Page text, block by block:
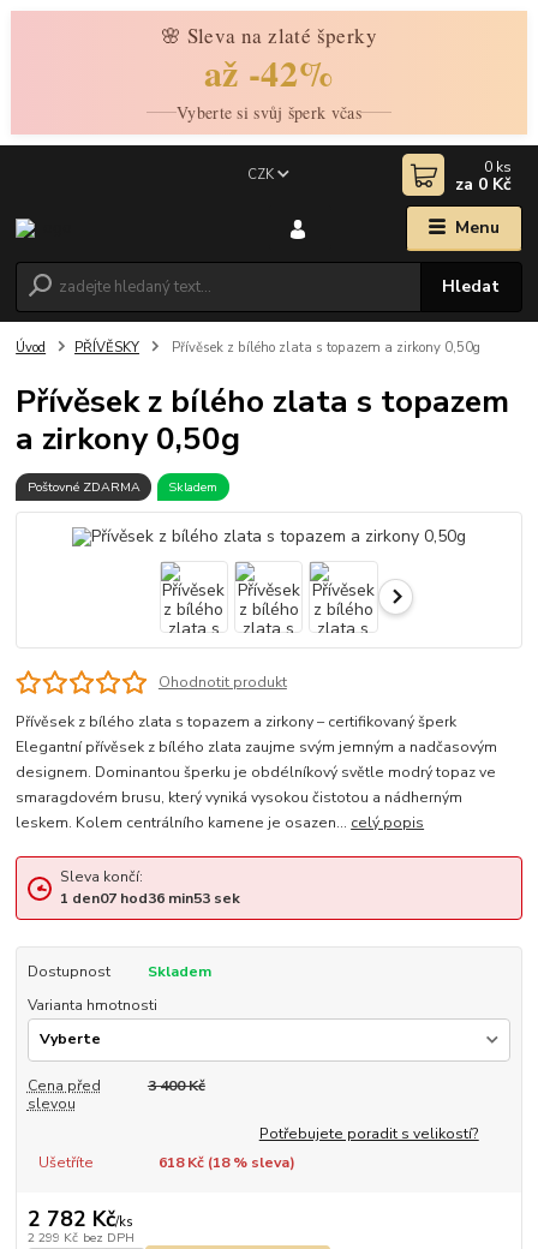
🌸 Sleva na zlaté šperky
až -42%
Vyberte si svůj šperk včas
Menu
CZK
Hledat
0 ks
za 0 Kč
Úvod PŘÍVĚSKY Přívěsek z bílého zlata s topazem a zirkony 0,50g
Přívěsek z bílého zlata s topazem
a zirkony 0,50g
Poštovné ZDARMA Skladem
Ohodnotit produkt
Přívěsek z bílého zlata s topazem a zirkony – certifikovaný šperk
Elegantní přívěsek z bílého zlata zaujme svým jemným a nadčasovým
designem. Dominantou šperku je obdélníkový světle modrý topaz ve
smaragdovém brusu, který vyniká vysokou čistotou a nádherným
leskem. Kolem centrálního kamene je osazen... celý popis
Sleva končí:
1 den07hod36min52sek
Dostupnost
Skladem
Varianta hmotnosti
Cena před
slevou
3 400 Kč
Potřebujete poradit s velikostí?
Ušetříte
618 Kč (18% sleva)
2 782 Kč/ks
2 299 Kč bez DPH